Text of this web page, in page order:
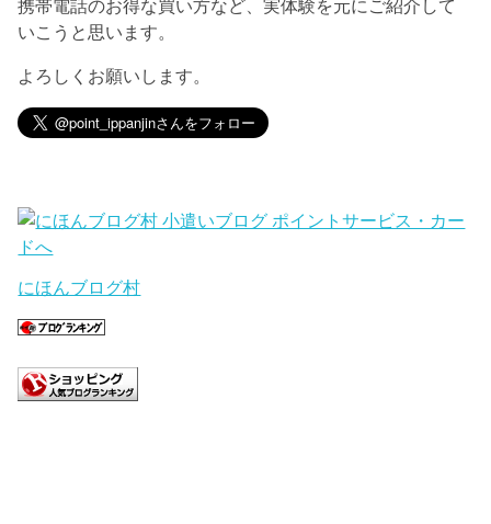
携帯電話のお得な買い方など、実体験を元にご紹介して
いこうと思います。
よろしくお願いします。
にほんブログ村